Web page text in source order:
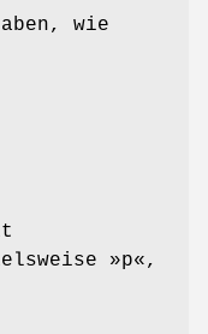
wie
»p«,